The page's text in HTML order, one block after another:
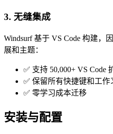
3. 无缝集成
Windsurf 基于 VS Code 构建，
展和主题：
✅ 支持 50,000+ VS Code
✅ 保留所有快捷键和工作
✅ 零学习成本迁移
安装与配置